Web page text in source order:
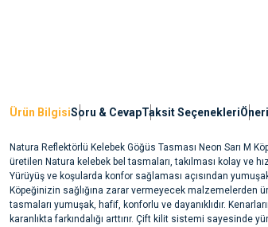
Ürün BilgisiSoru & CevapTaksit Seçenekleri
Natura Reflektörlü Kelebek Göğüs Tasması Neon Sarı M
üretilen Natura kelebek bel tasmaları, takılması kolay ve
Yürüyüş ve koşularda konfor sağlaması açısından
Köpeğinizin sağlığına zarar vermeyecek malzemelerden
tasmaları yumuşak, hafif, konforlu ve dayanıklıdır.
karanlıkta farkındalığı arttırır. Çift kilit sistemi sayesinde